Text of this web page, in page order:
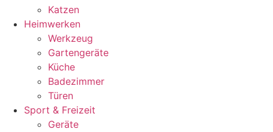
Katzen
Heimwerken
Werkzeug
Gartengeräte
Küche
Badezimmer
Türen
Sport & Freizeit
Geräte